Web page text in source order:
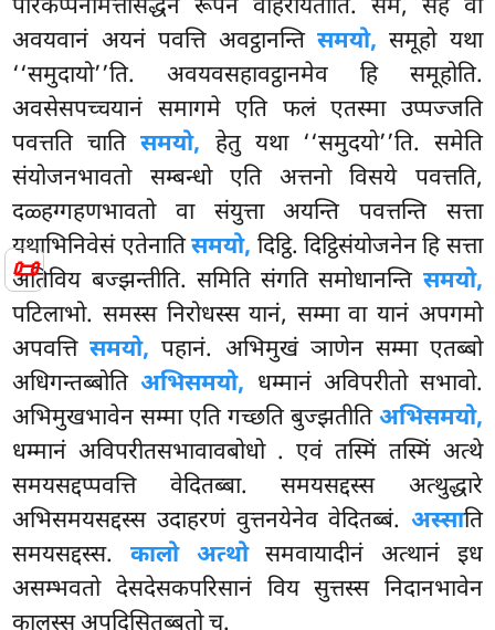
📜
परिकप्पनामत्तसिद्धेन रूपेन वोहरीयतीति. समं, सह वा
अवयवानं अयनं पवत्ति अवट्ठानन्ति समयो, समूहो यथा
‘‘समुदायो’’ति. अवयवसहावट्ठानमेव हि समूहोति.
अवसेसपच्चयानं समागमे एति फलं एतस्मा उप्पज्जति
पवत्तति चातिसमयो, हेतु यथा ‘‘समुदयो’’ति. समेति
संयोजनभावतो सम्बन्धो एति अत्तनो विसये पवत्तति,
दळ्हग्गहणभावतो वा संयुत्ता अयन्ति पवत्तन्ति सत्ता
यथाभिनिवेसं एतेनातिसमयो, दिट्ठि. दिट्ठिसंयोजनेन हि सत्ता
अतिविय बज्झन्तीति. समिति संगति समोधानन्ति समयो,
पटिलाभो. समस्स निरोधस्स यानं, सम्मा वा यानं अपगमो
अपवत्तिसमयो, पहानं. अभिमुखं ञाणेन सम्मा एतब्बो
अधिगन्तब्बोतिअभिसमयो, धम्मानं अविपरीतो सभावो.
अभिमुखभावेन सम्मा एति गच्छति बुज्झतीतिअभिसमयो,
धम्मानं अविपरीतसभावावबोधो . एवं तस्मिं तस्मिं अत्थे
समयसद्दप्पवत्ति वेदितब्बा. समयसद्दस्स अत्थुद्धारे
अभिसमयसद्दस्स उदाहरणं वुत्तनयेनेव वेदितब्बं. अस्साति
समयसद्दस्स. कालो अत्थोसमवायादीनं अत्थानं इध
असम्भवतो देसदेसकपरिसानं विय सुत्तस्स निदानभावेन